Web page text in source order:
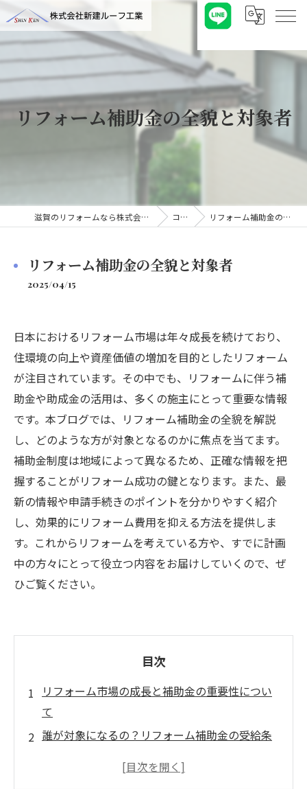
リフォーム補助金の全貌と対象者
滋賀のリフォームなら株式会社新建ルーフ工業 コラム リフォーム補助金の全貌と対象者
リフォーム補助金の全貌と対象者
2025/04/15
日本におけるリフォーム市場は年々成長を続けており、
住環境の向上や資産価値の増加を目的としたリフォーム
が注目されています。その中でも、リフォームに伴う補
助金や助成金の活用は、多くの施主にとって重要な情報
です。本ブログでは、リフォーム補助金の全貌を解説
し、どのような方が対象となるのかに焦点を当てます。
補助金制度は地域によって異なるため、正確な情報を把
握することがリフォーム成功の鍵となります。また、最
新の情報や申請手続きのポイントを分かりやすく紹介
し、効果的にリフォーム費用を抑える方法を提供しま
す。これからリフォームを考えている方や、すでに計画
中の方々にとって役立つ内容をお届けしていくので、ぜ
ひご覧ください。
目次
リフォーム市場の成長と補助金の重要性につい
て
誰が対象になるの？リフォーム補助金の受給条
地域別リフォーム補助金の違いと申請方法